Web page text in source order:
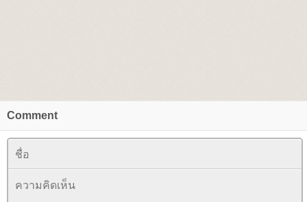
Comment